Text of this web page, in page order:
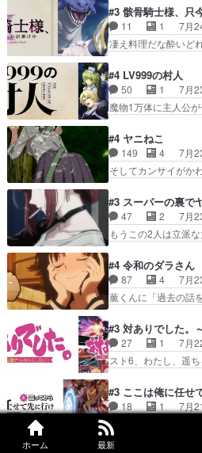
ホーム 最新
昭和キッズを恐怖
裂け女登場！お市
ーン「悪霊退散」の
いたぶってるのか
ッジが激アツ。い
優に「ちんこ」っ
ん………！！！！？
限ったことでなく
（
き虫メイドが僅か3…
#3 骸骨騎士様、只
11 1
7月
凄え料理だな酔い
いの良いお兄ちゃ
をｄアニメストア
王国ホーバン領を
続き２期にも出演
題解決特筆する事
ございます耳がヒ
見ると挟まれないか
#4 LV999の村人
50 1
7月
魔物1万体に主人
を魔物と人間に殺
ちを信じてアリス
ティが仲間になっ
辛すぎて胸が苦し
コちゃんの性別が
ターと人間にそれ
鏡くんの過去がとて
#4 ヤニねこ
149 4
7月
そしてカンサイが
は『ちんこ』によ
汚い要素あまりな
キャッチが釈迦だ
もコンプライアン
ニメが好きでも大
いっぱいさせられ
ガーにタバコ入って
#3 スーパーの裏で
47 2
7月
もうこの2人は立
こ叡智でセクシー
かわらず山田さん
だけどずとまよの
田山さんにロマン
「ただのヤニ仲間
ストを戴いてお礼
なのに、思いもよら
#4 令和のダラさん
87 4
7月
薫くんに「過去の
シリアス展開にな
うは応神町立応神
と違う刺客出てき
ドの進みにおどろ
れしてきた。ミス
を絵に描いて！と
ダラさんのコメディ
#3 対ありでした。
27 1
7月
スト6、わたし、
ぁ、こんな都合よ
違反は許さない人
一生懸命になって
で綾と美緒は親し
たいな点呼が行わ
#3 ここは俺に任せ
18 1
7月
セルリス、思い込
ーい、可愛い男の